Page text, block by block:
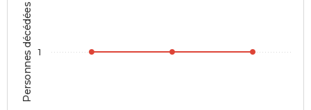
Personnes décédées 1